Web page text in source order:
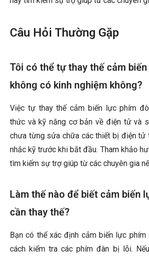
Câu Hỏi Thường Gặp
Tôi có thể tự thay thế cảm
không có kinh nghiệm không?
Việc tự thay thế cảm biến lực phím
thức và kỹ năng cơ bản về điện tử và
chưa từng sửa chữa các thiết bị điện tử
nhắc kỹ trước khi bắt đầu. Tham khảo
tìm kiếm sự trợ giúp từ các chuyên gia
Làm thế nào để biết cảm biến
cần thay thế?
Bạn có thể xác định cảm biến lực phím
cách kiểm tra các phím đàn bị lỗi.